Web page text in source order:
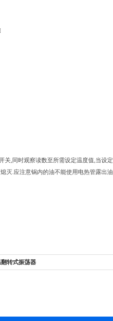
,同时观察读数至所需设定温度值,当设
灭.应注意锅内的油不能使用电热管露出
转式振荡器